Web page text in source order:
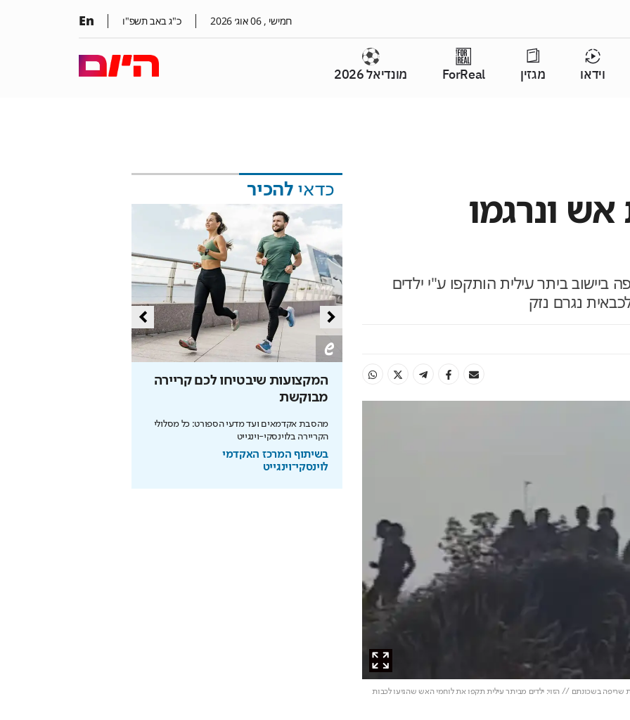
חמישי , 06אוג׳ 2026 כ"ג באב תשפ"ו En
וידאו מגזין ForReal מונדיאל 2026
אש ונרגמו
ביישוב ביתר עילית הותקפו ע"י ילדים
נגרם נזק
שריפה בשכונתם // הזוי: ילדים מביתר עילית תקפו את לוחמי האש שהגיעו לכבות
כדאי להכיר
המקצועות שיבטיחו לכם קריירה
מבוקשת
מהסבת אקדמאים ועד מדעי הספורט: כל מסלולי
הקריירה בלוינסקי-וינגייט
בשיתוף המרכז האקדמי
לוינסקי־וינגייט
הצצה לקמפוס שרוצה לשנות את
האקדמיה